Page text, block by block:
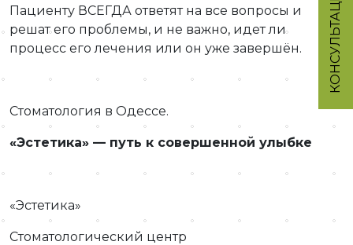
Пациенту ВСЕГДА ответят на все вопросы и
решат его проблемы, и не важно, идет ли
процесс его лечения или он уже завершён.
Стоматология в Одессе.
«Эстетика» — путь к совершенной улыбке
«Эстетика»
Стоматологический центр
КОНСУЛЬТАЦИЯ